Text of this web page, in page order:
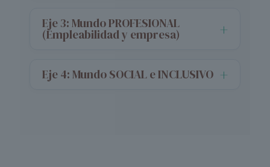
Eje 3: Mundo PROFESIONAL
(Empleabilidad y empresa)
Eje 4: Mundo SOCIAL e INCLUSIVO